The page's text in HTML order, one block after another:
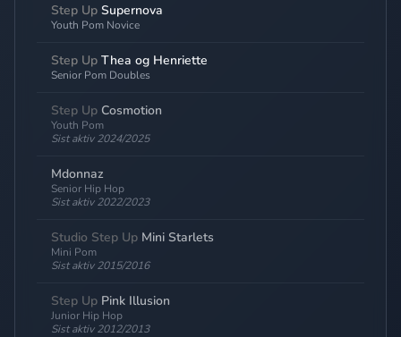
Step Up Supernova
Youth Pom Novice
Step Up Thea og Henriette
Senior Pom Doubles
Step Up Cosmotion
Youth Pom
Sist aktiv 2024/2025
Mdonnaz
Senior Hip Hop
Sist aktiv 2022/2023
Studio Step Up Mini Starlets
Mini Pom
Sist aktiv 2015/2016
Step Up Pink Illusion
Junior Hip Hop
Sist aktiv 2012/2013